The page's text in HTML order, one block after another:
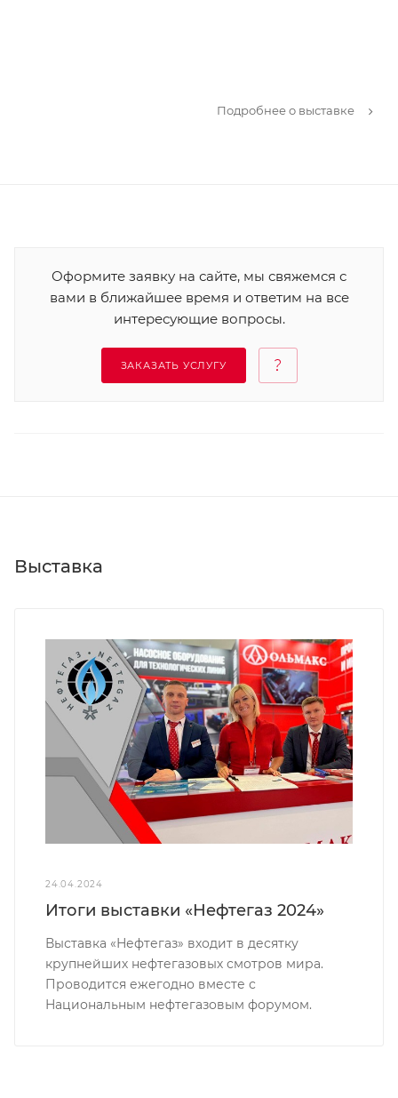
Подробнее о выставке
Оформите заявку на сайте, мы свяжемся с
вами в ближайшее время и ответим на все
интересующие вопросы.
ЗАКАЗАТЬ УСЛУГУ
Выставка
24.04.2024
Итоги выставки «Нефтегаз 2024»
Выставка «Нефтегаз» входит в десятку
крупнейших нефтегазовых смотров мира.
Проводится ежегодно вместе с
Национальным нефтегазовым форумом.